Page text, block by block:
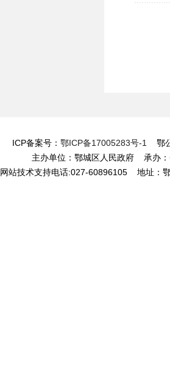
ICP备案号： 鄂ICP备17005283号-1
鄂
主办单位：鄂城区人民政府 承办
网站技术支持电话:027-60896105 地址：